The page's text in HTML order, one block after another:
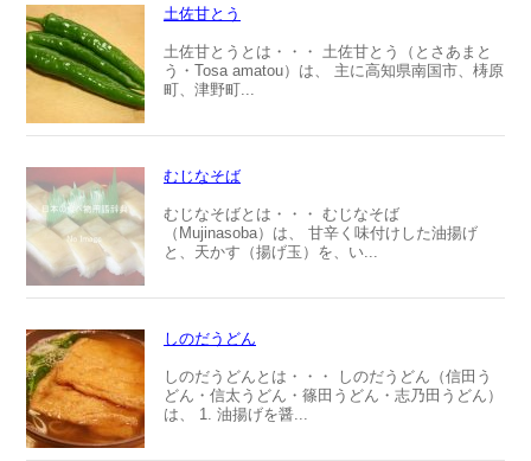
土佐甘とう
土佐甘とうとは・・・ 土佐甘とう（とさあまと
う・Tosa amatou）は、 主に高知県南国市、梼原
町、津野町...
むじなそば
むじなそばとは・・・ むじなそば
（Mujinasoba）は、 甘辛く味付けした油揚げ
と、天かす（揚げ玉）を、い...
しのだうどん
しのだうどんとは・・・ しのだうどん（信田う
どん・信太うどん・篠田うどん・志乃田うどん）
は、 1. 油揚げを醤...